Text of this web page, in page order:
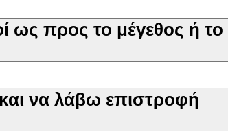
ως προς το μέγεθος ή το
να λάβω επιστροφή